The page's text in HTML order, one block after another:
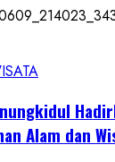
Alam dan